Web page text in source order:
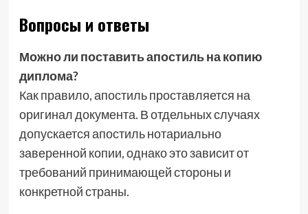
Вопросы и ответы
Можно ли поставить апостиль на копию
диплома?
Как правило, апостиль проставляется на
оригинал документа. В отдельных случаях
допускается апостиль нотариально
заверенной копии, однако это зависит от
требований принимающей стороны и
конкретной страны.